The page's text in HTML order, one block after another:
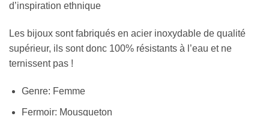
d’inspiration ethnique
Les bijoux sont fabriqués en acier inoxydable de qualité
supérieur, ils sont donc 100% résistants à l’eau et ne
ternissent pas !
Genre: Femme
Fermoir: Mousqueton